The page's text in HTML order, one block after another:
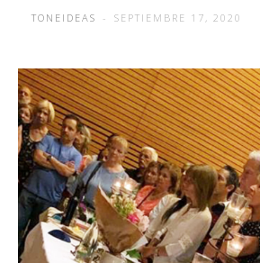
TONEIDEAS - SEPTIEMBRE 17, 2020